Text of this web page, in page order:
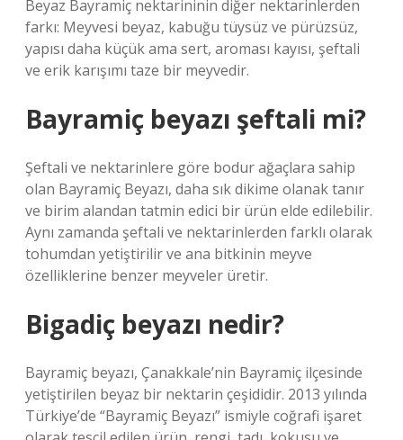
Beyaz Bayramiç nektarininin diğer nektarinlerden
farkı: Meyvesi beyaz, kabuğu tüysüz ve pürüzsüz,
yapısı daha küçük ama sert, aroması kayısı, şeftali
ve erik karışımı taze bir meyvedir.
Bayramiç beyazı şeftali mi?
Şeftali ve nektarinlere göre bodur ağaçlara sahip
olan Bayramiç Beyazı, daha sık dikime olanak tanır
ve birim alandan tatmin edici bir ürün elde edilebilir.
Aynı zamanda şeftali ve nektarinlerden farklı olarak
tohumdan yetiştirilir ve ana bitkinin meyve
özelliklerine benzer meyveler üretir.
Bigadiç beyazı nedir?
Bayramiç beyazı, Çanakkale’nin Bayramiç ilçesinde
yetiştirilen beyaz bir nektarin çeşididir. 2013 yılında
Türkiye’de “Bayramiç Beyazı” ismiyle coğrafi işaret